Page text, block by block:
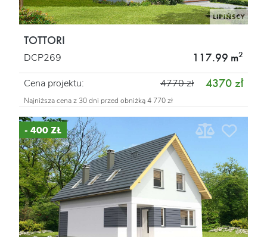
TOTTORI
DCP269 117.99 m2
Cena projektu: 4370 zł
4770 zł
Najniższa cena z 30 dni przed obniżką 4 770 zł
- 400 ZŁ